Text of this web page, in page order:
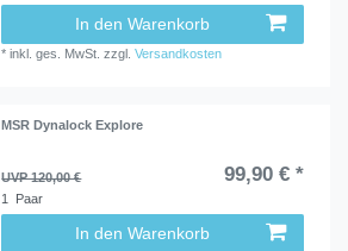
In den Warenkorb
*inkl. ges. MwSt. zzgl.Versandkosten
MSR Dynalock Explore
UVP 120,00 € 99,90 € *
1 Paar
In den Warenkorb